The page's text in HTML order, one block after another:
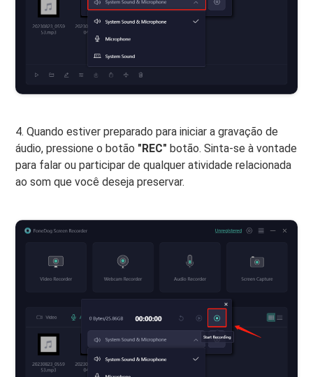
4. Quando estiver preparado para iniciar a gravação de
áudio, pressione o botão "REC" botão. Sinta-se à vontade
para falar ou participar de qualquer atividade relacionada
ao som que você deseja preservar.